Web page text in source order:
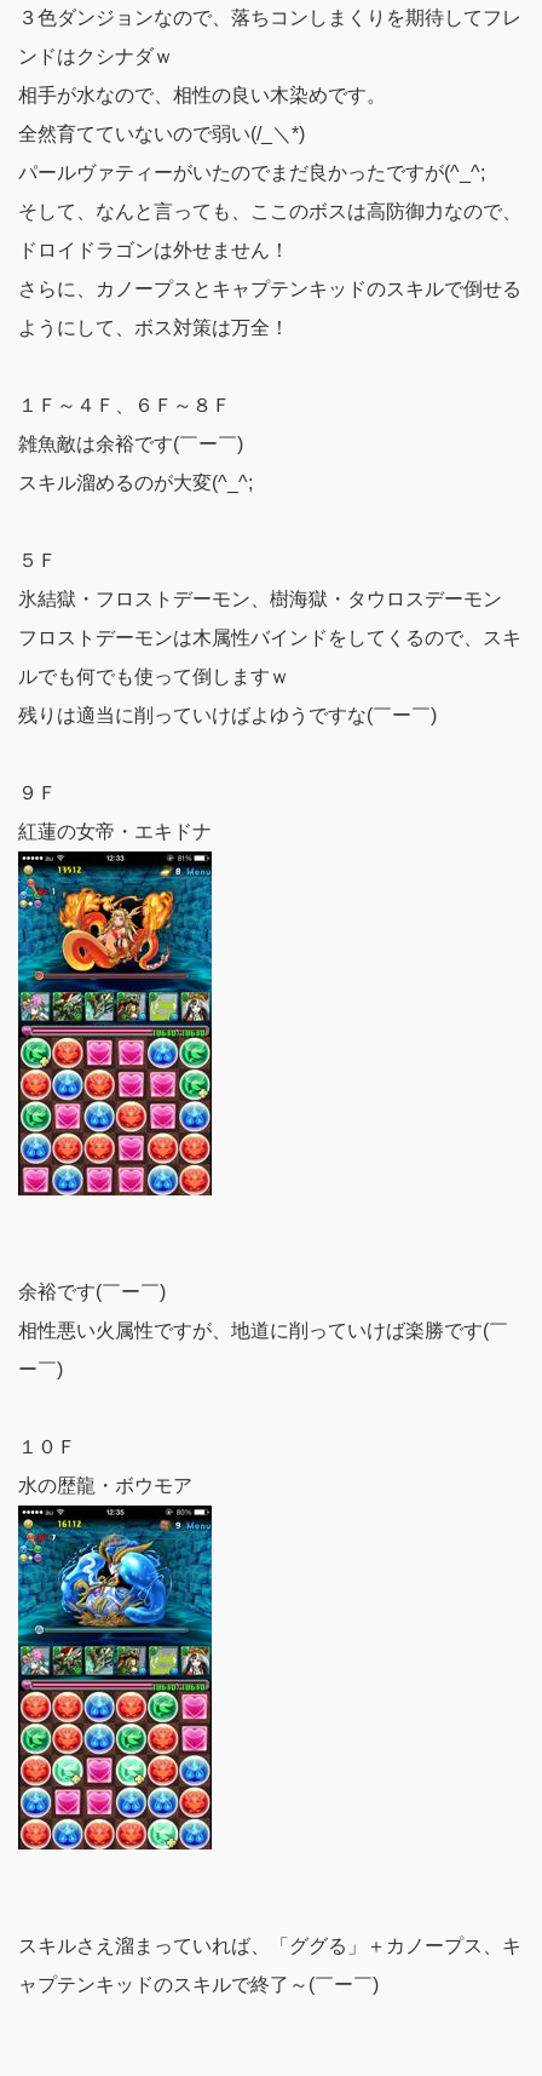
３色ダンジョンなので、落ちコンしまくりを期待してフレ
ンドはクシナダｗ
相手が水なので、相性の良い木染めです。
全然育てていないので弱い(/_＼*)
パールヴァティーがいたのでまだ良かったですが(^_^;
そして、なんと言っても、ここのボスは高防御力なので、
ドロイドラゴンは外せません！
さらに、カノープスとキャプテンキッドのスキルで倒せる
ようにして、ボス対策は万全！
１Ｆ～４Ｆ、６Ｆ～８Ｆ
雑魚敵は余裕です(￣ー￣)
スキル溜めるのが大変(^_^;
５Ｆ
氷結獄・フロストデーモン、樹海獄・タウロスデーモン
フロストデーモンは木属性バインドをしてくるので、スキ
ルでも何でも使って倒しますｗ
残りは適当に削っていけばよゆうですな(￣ー￣)
９Ｆ
紅蓮の女帝・エキドナ
余裕です(￣ー￣)
相性悪い火属性ですが、地道に削っていけば楽勝です(￣
ー￣)
１０Ｆ
水の歴龍・ボウモア
スキルさえ溜まっていれば、「ググる」＋カノープス、キ
ャプテンキッドのスキルで終了～(￣ー￣)